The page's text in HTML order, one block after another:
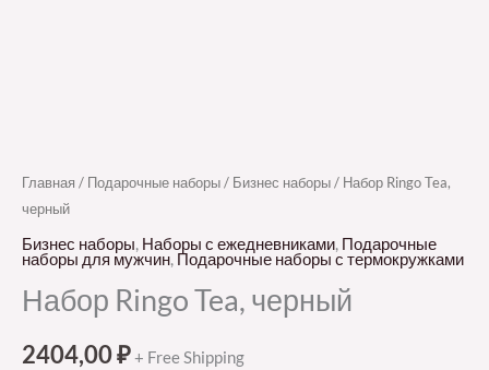
Главная / Подарочные наборы/ Бизнес наборы/ Набор Ringo Tea,
черный
Бизнес наборы, Наборы с ежедневниками, Подарочные
наборы для мужчин, Подарочные наборы с термокружками
Набор Ringo Tea, черный
2404,00₽+ Free Shipping